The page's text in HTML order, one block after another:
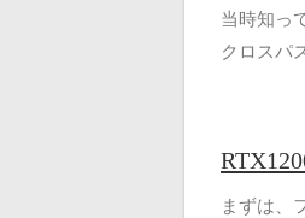
当時知っ
クロスパ
まずは、